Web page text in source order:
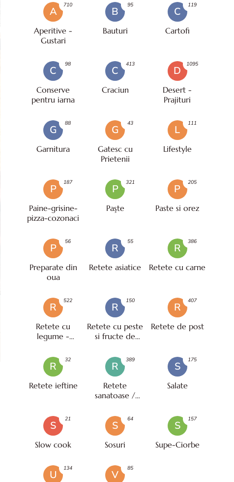
A
Aperitive -
Gustari
710
B
Bauturi
95
C
Cartofi
119
C
Conserve
pentru iarna
98
C
Craciun
413
D
Desert -
Prajituri
1095
G
Garnitura
88
G
Gatesc cu
Prietenii
43
L
Lifestyle
111
P
Paine-grisine-
pizza-cozonaci
187
P
Paşte
321
P
Paste si orez
205
P
Preparate din
oua
56
R
Retete asiatice
55
R
Retete cu carne
386
R
Retete cu
legume -
522
R
Retete cu peste
si fructe de
150
R
Retete de post
407
R
Retete ieftine
32
R
Retete
sanatoase /
389
S
Salate
175
S
Slow cook
21
S
Sosuri
64
S
Supe-Ciorbe
157
U
134
V
85